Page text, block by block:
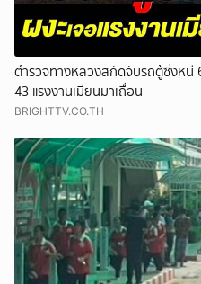
ตำรวจทางหลวงสกัดจับรถตู้ซิ่งหนี
43 แรงงานเมียนมาเถื่อน
BRIGHTTV.CO.TH